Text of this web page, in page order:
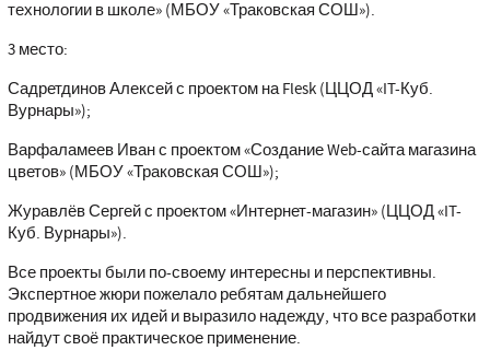
технологии в школе» (МБОУ «Траковская СОШ»).
3 место:
Садретдинов Алексей с проектом на Flesk (ЦЦОД «IT-Куб.
Вурнары»);
Варфаламеев Иван с проектом «Создание Web-сайта магазина
цветов» (МБОУ «Траковская СОШ»);
Журавлёв Сергей с проектом «Интернет-магазин» (ЦЦОД «IT-
Куб. Вурнары»).
Все проекты были по-своему интересны и перспективны.
Экспертное жюри пожелало ребятам дальнейшего
продвижения их идей и выразило надежду, что все разработки
найдут своё практическое применение.